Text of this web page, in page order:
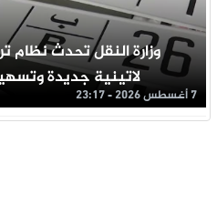
وزارة النقل تحدث نظام
لاتينية جديدة
7 أغسطس 2026 - 23:17